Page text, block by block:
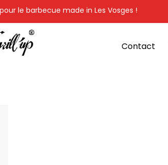
le barbecue made in Les Vosges !
Contact